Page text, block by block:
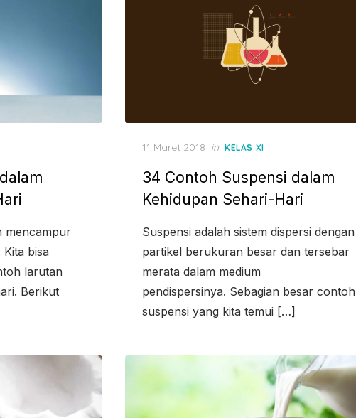
mencampur
bisa
larutan
Berikut
Posted
11 Maret 2018 in KELAS XI
34 Contoh Suspensi dalam
Kehidupan Sehari-Hari
Suspensi adalah sistem dispersi dengan
partikel berukuran besar dan tersebar
merata dalam medium
pendispersinya. Sebagian besar contoh
suspensi yang kita temui […]